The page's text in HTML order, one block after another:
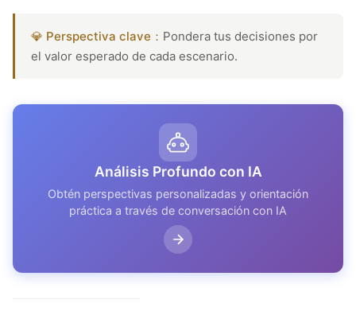
💎 Perspectiva clave： Pondera tus decisiones por
el valor esperado de cada escenario.
Análisis Profundo con IA
Obtén perspectivas personalizadas y orientación
práctica a través de conversación con IA